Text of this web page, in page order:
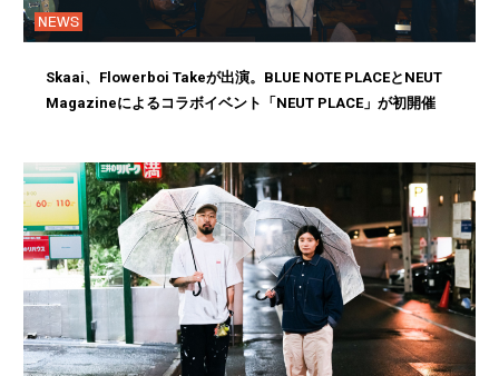
NEWS
Skaai、Flowerboi Takeが出演。BLUE NOTE PLACEとNEUT
Magazineによるコラボイベント「NEUT PLACE」が初開催